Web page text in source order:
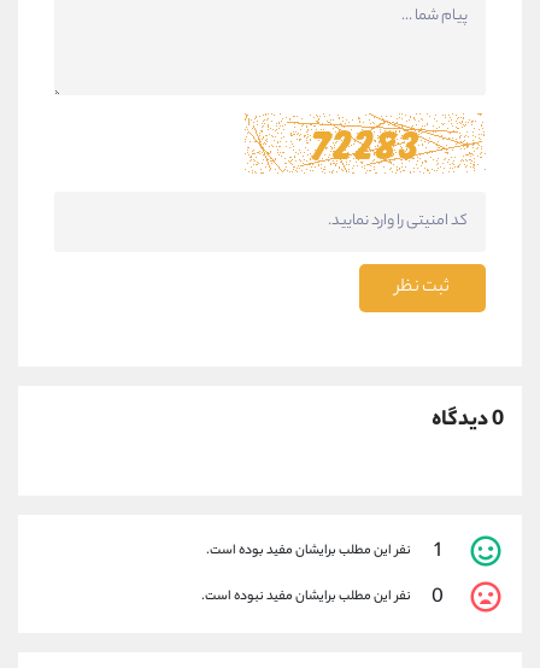
ثبت نظر
0 دیدگاه
1 نفر این مطلب برایشان مفید بوده است.
0 نفر این مطلب برایشان مفید نبوده است.